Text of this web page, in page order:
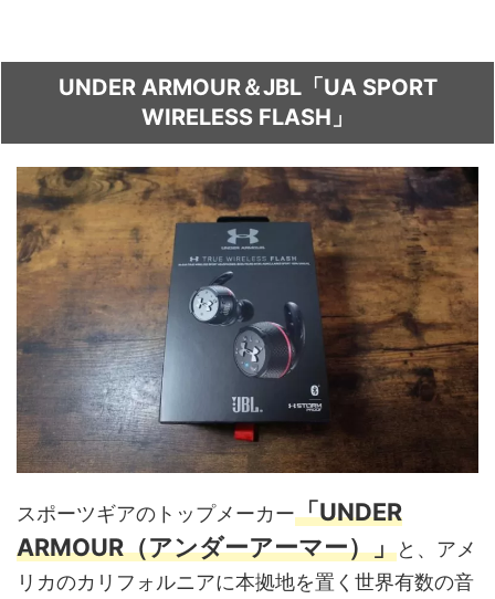
UNDER ARMOUR＆JBL「UA SPORT
WIRELESS FLASH」
スポーツギアのトップメーカー「UNDER
ARMOUR（アンダーアーマー）」と、アメ
リカのカリフォルニアに本拠地を置く世界有数の音